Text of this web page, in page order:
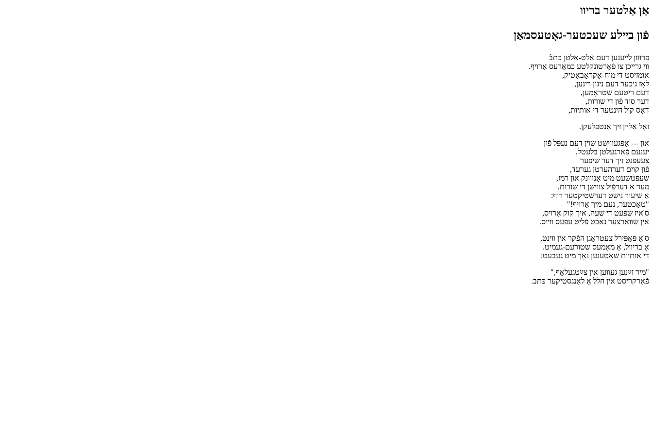
אַן אַלטער בריװ
פֿון בײלע שעכטער-גאָטעסמאַן
פּרוּװן לײענען דעם אַלט-אַלטן כּתבֿ
װי גרײכן צו פֿאַרטונקלטע כמאַרעס אַרױף.
אומזיסט די מוח-אַקראָבאַטיק,
לאָז גיכער דעם ניגון רינען,
דעם ריטעם שטראָמען,
דער סוד פֿון די שורות,
דאָס קול הינטער די אותיות,
זאָל אַלײן זיך אַנטפּלעקן.
און --- אָפּגעװישט שױן דעם נעפּל פֿון
יענעם פֿאַרגעלטן בלעטל,
צעעפֿנט זיך דער שיפֿער
פֿון קױם דערהערטן גערעד,
שעפּטשעט מיט אָנװוּנק און רמז,
מער אַ דערפֿיל צװישן די שורות,
אַ שיעור נישט דערשטיקטער רוף:
"טאָכטער, נעם מיך אַרױף!"
ס'איז שפּעט די שעה, איך קוק אַרױס,
אין שװאַרצער נאַכט פֿליט עפּעס װײַס.
ס'אַ פּאַפּירל צעטראָגן הפֿקר אין װינט,
אַ בריװל, אַ מאַמעס שטורעם-געמיט.
די אותיות שאָטענען נאָך מיט געבעט:
"מיר זײַנען געװען אין צײַטגעלאַף,"
פֿאַרקריסט אין חלל אַ לאַנגסטיקער כּתבֿ.